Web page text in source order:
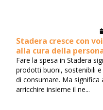
Stadera cresce con
alla cura della
Fare la spesa in Stadera
prodotti buoni, sostenibili
di consumare. Ma
arricchire insieme il ne...